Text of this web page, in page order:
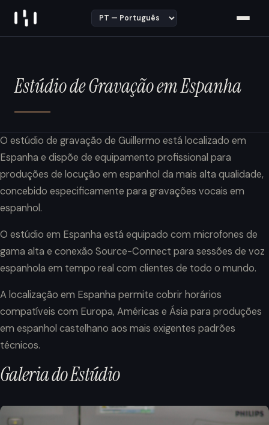
Skip to content
Estúdio de Gravação em Espanha
O estúdio de gravação de Guillermo está localizado em
Espanha e dispõe de equipamento profissional para
produções de locução em espanhol da mais alta qualidade,
concebido especificamente para gravações vocais em
espanhol.
O estúdio em Espanha está equipado com microfones de
gama alta e conexão Source-Connect para sessões de voz
espanhola em tempo real com clientes de todo o mundo.
A localização em Espanha permite cobrir horários
compatíveis com Europa, Américas e Ásia para produções
em espanhol castelhano aos mais exigentes padrões
técnicos.
GaleriadoEstúdio